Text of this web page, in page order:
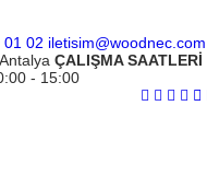
01 02 iletisim@woodnec.com
ÇALIŞMA SAATLERİ
- 15:00